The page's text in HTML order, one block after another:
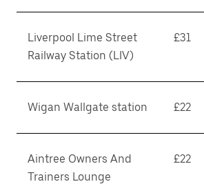
Liverpool Lime Street
Railway Station (LIV)
£31
Wigan Wallgate station £22
Aintree Owners And
Trainers Lounge
£22